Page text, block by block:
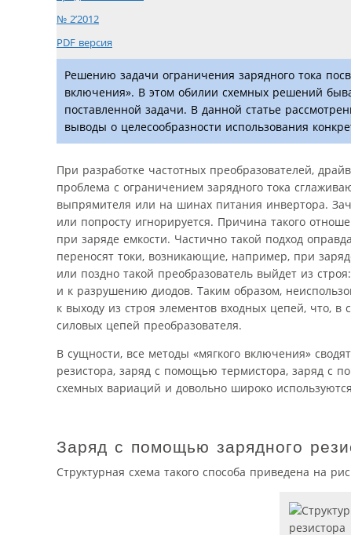
№ 2’2012
PDF версия
Решению задачи ограничения зарядного тока
включения». В этом обилии схемных решений
поставленной задачи. В данной статье
выводы о целесообразности использования
При разработке частотных преобразователей,
проблема с ограничением зарядного тока
выпрямителя или на шинах питания инвертора.
или попросту игнорируется. Причина такого
при заряде емкости. Частично такой подход
переносят токи, возникающие, например, при
или поздно такой преобразователь выйдет из
и к разрушению диодов. Таким образом,
к выходу из строя элементов входных цепей, что,
силовых цепей преобразователя.
В сущности, все методы «мягкого включения»
резистора, заряд с помощью термистора, заряд с
схемных вариаций и довольно широко
Заряд с помощью зарядного
Структурная схема такого способа приведена на